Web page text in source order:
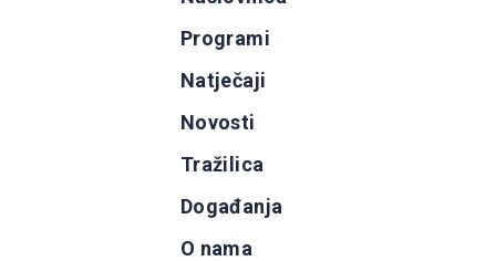
Programi
Natječaji
Novosti
Tražilica
Događanja
O nama